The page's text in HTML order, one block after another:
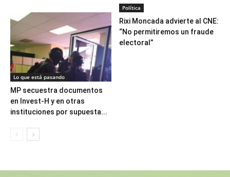
Lo que está pasando
MP secuestra documentos
en Invest-H y en otras
instituciones por supuesta...
Política
Rixi Moncada advierte al CNE:
“No permitiremos un fraude
electoral”